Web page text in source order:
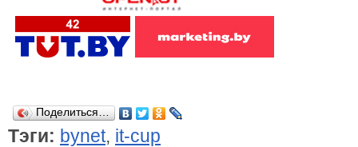
Поделиться…
Тэги: bynet, it-cup